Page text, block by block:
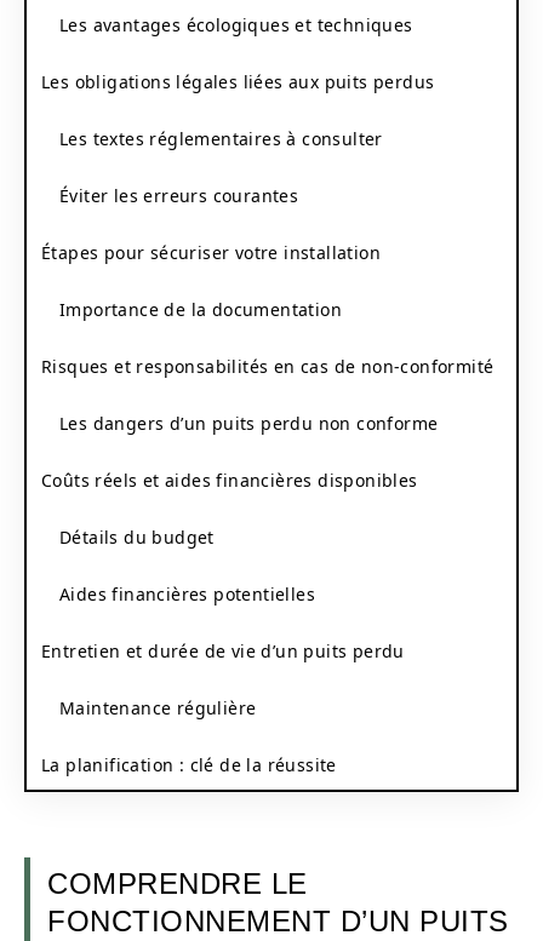
Les avantages écologiques et techniques
Les obligations légales liées aux puits perdus
Les textes réglementaires à consulter
Éviter les erreurs courantes
Étapes pour sécuriser votre installation
Importance de la documentation
Risques et responsabilités en cas de non-conformité
Les dangers d’un puits perdu non conforme
Coûts réels et aides financières disponibles
Détails du budget
Aides financières potentielles
Entretien et durée de vie d’un puits perdu
Maintenance régulière
La planification : clé de la réussite
COMPRENDRE LE
FONCTIONNEMENT D’UN PUITS